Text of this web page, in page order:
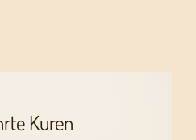
Kuren